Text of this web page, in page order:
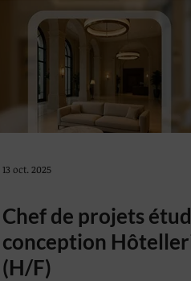
13 oct. 2025
Chef de projets
conception
(H/F)